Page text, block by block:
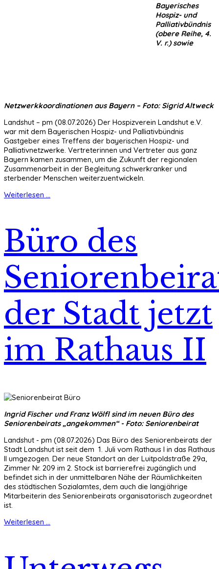
Bayerisches
Hospiz- und
Palliativbündnis
(obere Reihe, 4.
V. r.) sowie
Netzwerkkoordinationen aus Bayern – Foto: Sigrid Altweck
Landshut – pm (08.07.2026) Der Hospizverein Landshut e.V.
war mit dem Bayerischen Hospiz- und Palliativbündnis
Gastgeber eines Treffens der bayerischen Hospiz- und
Palliativnetzwerke. Vertreterinnen und Vertreter aus ganz
Bayern kamen zusammen, um die Zukunft der regionalen
Zusammenarbeit in der Begleitung schwerkranker und
sterbender Menschen weiterzuentwickeln.
Weiterlesen ...
Büro des
der Stadt jetzt
im Rathaus II
Ingrid Fischer und Franz Wölfl sind im neuen Büro des
Seniorenbeirats „angekommen“ - Foto: Seniorenbeirat
Landshut - pm (08.07.2026) Das Büro des Seniorenbeirats der
Stadt Landshut ist seit dem 1. Juli vom Rathaus I in das Rathaus
II umgezogen. Der neue Standort an der Luitpoldstraße 29a,
Zimmer Nr. 209 im 2. Stock ist barrierefrei zugänglich und
befindet sich in der unmittelbaren Nähe der Räumlichkeiten
des städtischen Sozialamtes, dem auch die langjährige
Mitarbeiterin des Seniorenbeirats organisatorisch zugeordnet
ist.
Weiterlesen ...